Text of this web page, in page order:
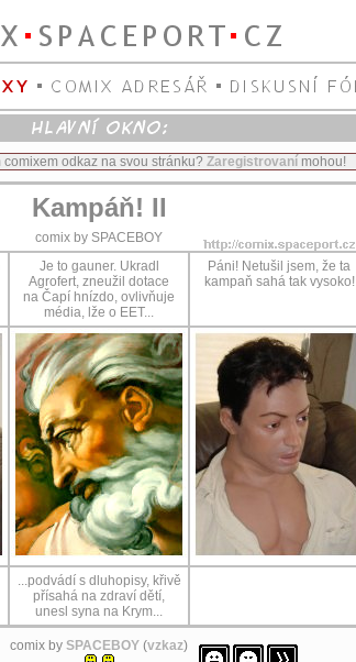
odkaz na svou stránku? Zaregistrovanímohou!
Kampáň! II
comix by SPACEBOY
Je to gauner. Ukradl
Agrofert, zneužil dotace
na Čapí hnízdo, ovlivňuje
média, lže o EET...
Páni! Netušil jsem, že ta
kampaň sahá tak vysoko!
...podvádí s dluhopisy, křivě
přísahá na zdraví dětí,
unesl syna na Krym...
comix by SPACEBOY (vzkaz)